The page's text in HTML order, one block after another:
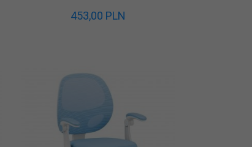
453,00 PLN